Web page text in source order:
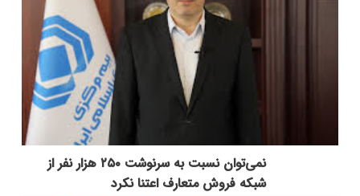
نمی‌توان نسبت به سرنوشت ۲۵۰ هزار نفر از
شبکه فروش متعارف اعتنا نکرد